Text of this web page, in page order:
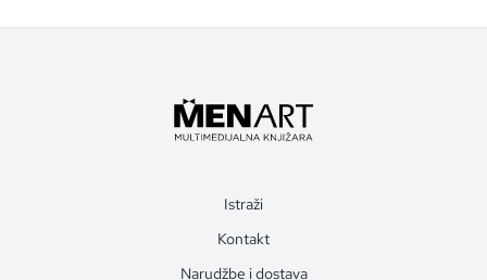
Istraži
Kontakt
Narudžbe i dostava